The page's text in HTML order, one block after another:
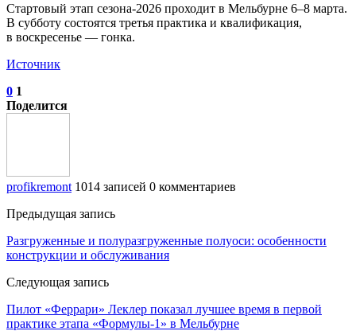
Стартовый этап сезона‑2026 проходит в Мельбурне 6–8 марта.
В субботу состоятся третья практика и квалификация,
в воскресенье — гонка.
Источник
0 1
Поделится
profikremont 1014 записей 0 комментариев
Предыдущая запись
Разгруженные и полуразгруженные полуоси: особенности
конструкции и обслуживания
Следующая запись
Пилот «Феррари» Леклер показал лучшее время в первой
практике этапа «Формулы‑1» в Мельбурне